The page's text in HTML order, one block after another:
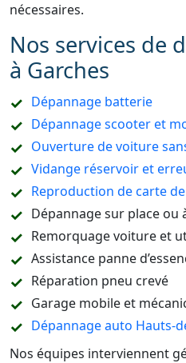
nécessaires.
Nos services de
à Garches
Dépannage batterie
Dépannage scooter et
Ouverture de voiture
Vidange réservoir et
Reproduction de carte
Dépannage sur place ou
Remorquage voiture et
Assistance panne
Réparation pneu crevé
Garage mobile et
Dépannage auto Hauts-
Nos équipes interviennent